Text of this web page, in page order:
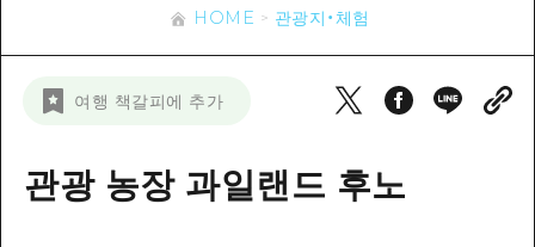
나이트 라이프
기준
미야지마(宮島) 주변
빠른 여행
게이호쿠(芸北)
야마구치(山口)현 동부
시마네(島根)현
접근
히로시마 OMOTENASHI 패스
뉴스
HOME 관광지・체험
여행 책갈피에 추가
관광 농장 과일랜드 후노